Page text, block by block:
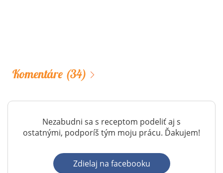
Komentáre (34)
Nezabudni sa s receptom podeliť aj s
ostatnými, podporíš tým moju prácu. Ďakujem!
Zdielaj na facebooku